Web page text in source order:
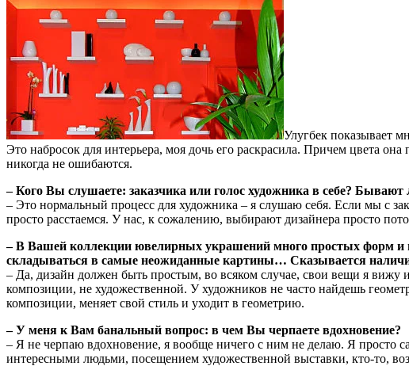
Улугбек показывает
Это набросок для интерьера, моя дочь его раскрасила. Причем цвета
никогда не ошибаются.
– Кого Вы слушаете: заказчика или голос художника в себе?
– Это нормальный процесс для художника – я слушаю себя. Если мы с
просто расстаемся. У нас, к сожалению, выбирают дизайнера просто
– В Вашей коллекции ювелирных украшений много простых форм и
складываться в самые неожиданные картины… Сказывается
– Да, дизайн должен быть простым, во всяком случае, свои вещи я вижу
композиции, не художественной. У художников не часто найдешь
композиции, меняет свой стиль и уходит в геометрию.
– У меня к Вам банальный вопрос: в чем Вы черпаете вдохновение?
– Я не черпаю вдохновение, я вообще ничего с ним не делаю. Я просто
интересными людьми, посещением художественной выставки, кто-то,